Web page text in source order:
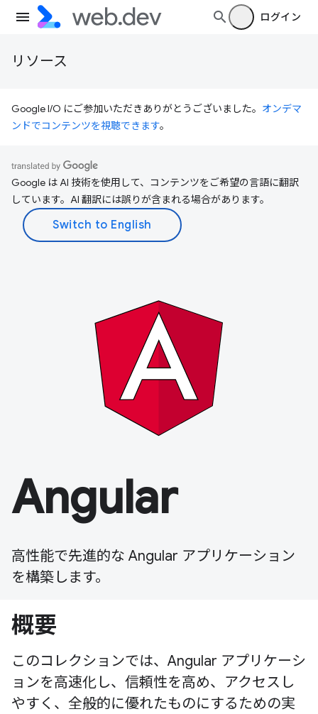
ログイン
リソース
Google I/O にご参加いただきありがとうございました。 オンデマ
ンドでコンテンツを視聴できます。
Google は AI 技術を使用して、コンテンツをご希望の言語に翻訳
しています。AI 翻訳には誤りが含まれる場合があります。
Angular
高性能で先進的な Angular アプリケーション
を構築します。
概要
このコレクションでは、Angular アプリケーシ
ョンを高速化し、信頼性を高め、アクセスし
やすく、全般的に優れたものにするための実